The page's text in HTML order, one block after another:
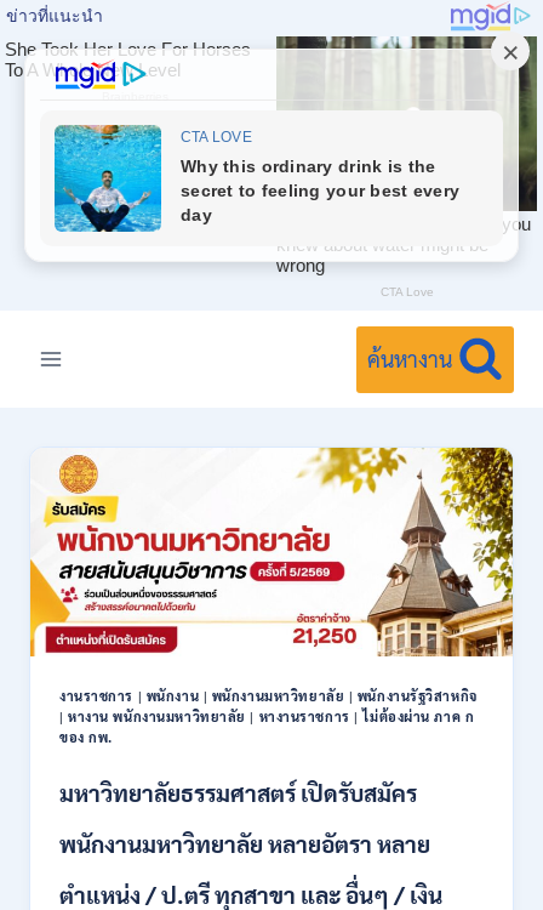
ค้นหางาน
งานราชการ | พนักงาน | พนักงานมหาวิทยาลัย | พนักงานรัฐวิสาหกิจ
|หางาน พนักงานมหาวิทยาลัย | หางานราชการ |ไม่ต้องผ่าน ภาค ก
ของ กพ.
มหาวิทยาลัยธรรมศาสตร์ เปิดรับสมัคร
พนักงานมหาวิทยาลัย หลายอัตรา หลาย
ตำแหน่ง / ป.ตรี ทุกสาขา และ อื่นๆ / เงิน